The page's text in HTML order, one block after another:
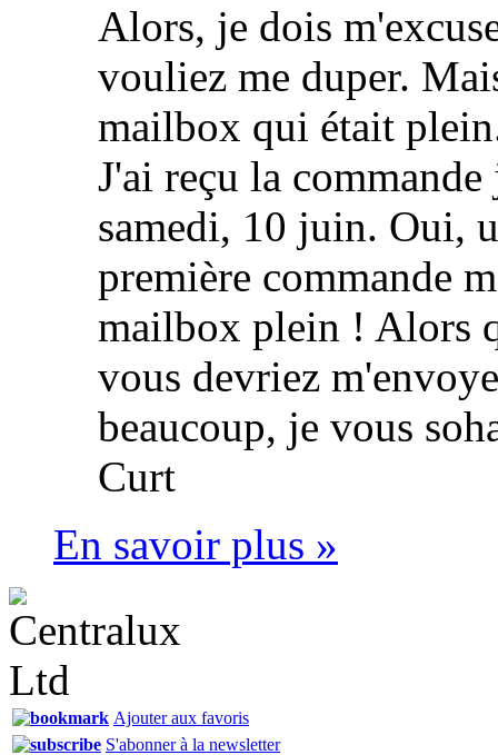
Alors, je dois
vouliez me duper.
mailbox qui était
J'ai reçu la
samedi, 10 juin. Oui,
première commande
mailbox plein ! Alors
vous devriez
beaucoup, je vous
Curt
En savoir plus »
Ajouter aux favoris
S'abonner à la newsletter